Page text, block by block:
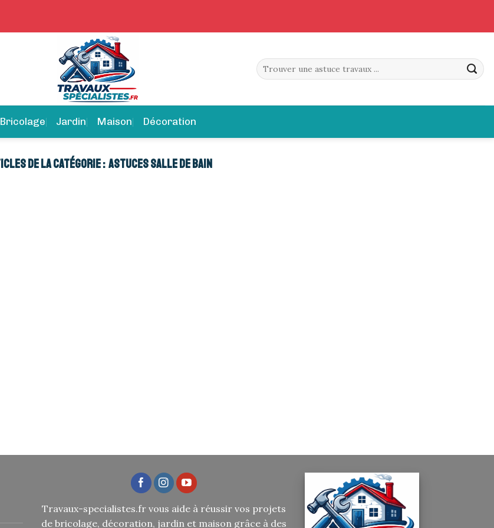
Bricolage Jardin Maison Décoration
ASTUCES SALLE DE BAIN
Travaux-specialistes.fr vous aide à réussir vos projets
de bricolage, décoration, jardin et maison grâce à des